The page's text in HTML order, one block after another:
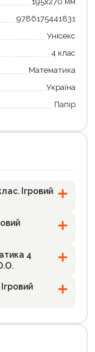
9786175441831
Унісекс
4 клас
Математика
Україна
Папір
Ігровий
4